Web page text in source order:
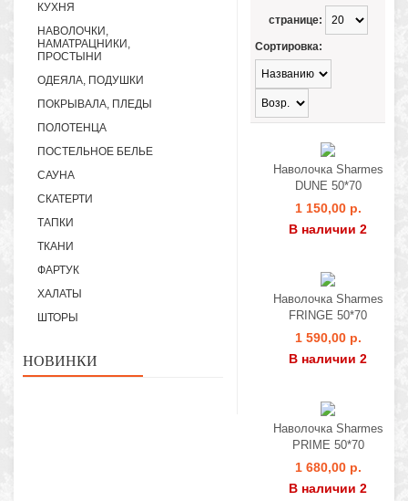
КУХНЯ
НАВОЛОЧКИ,
НАМАТРАЦНИКИ,
ПРОСТЫНИ
ОДЕЯЛА, ПОДУШКИ
ПОКРЫВАЛА, ПЛЕДЫ
ПОЛОТЕНЦА
ПОСТЕЛЬНОЕ БЕЛЬЕ
САУНА
СКАТЕРТИ
ТАПКИ
ТКАНИ
ФАРТУК
ХАЛАТЫ
ШТОРЫ
НОВИНКИ
странице:
Сортировка:
Наволочка Sharmes
DUNE 50*70
1 150,00 р.
В наличии 2
Наволочка Sharmes
FRINGE 50*70
1 590,00 р.
В наличии 2
Наволочка Sharmes
PRIME 50*70
1 680,00 р.
В наличии 2